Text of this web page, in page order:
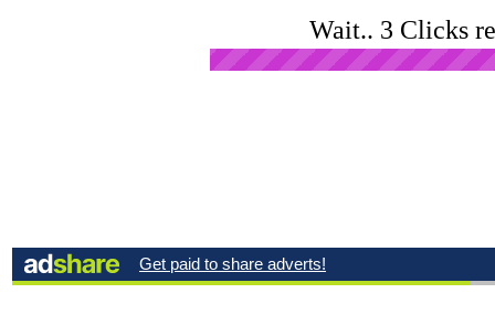
Wait.. 3 Clicks